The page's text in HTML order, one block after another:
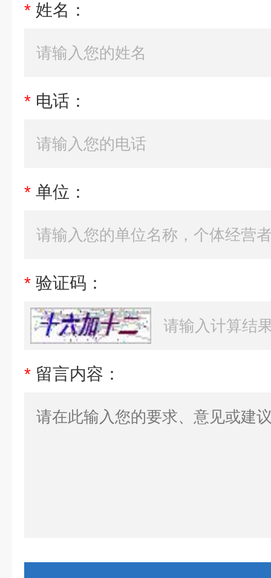
* 姓名：
* 电话：
* 单位：
* 验证码：
* 留言内容：